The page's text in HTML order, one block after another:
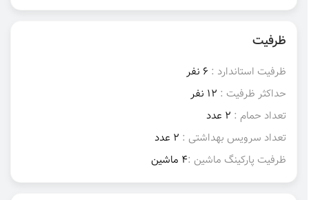
ظرفیت
ظرفیت استاندارد : 6 نفر
حداکثر ظرفیت : 12 نفر
تعداد حمام : 2 عدد
تعداد سرویس بهداشتی : 2 عدد
ظرفیت پارکینگ ماشین :4 ماشین